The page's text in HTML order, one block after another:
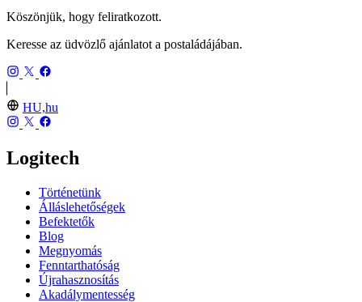
Köszönjük, hogy feliratkozott.
Keresse az üdvözlő ajánlatot a postaládájában.
HU,hu
Logitech
Történetünk
Álláslehetőségek
Befektetők
Blog
Megnyomás
Fenntarthatóság
Újrahasznosítás
Akadálymentesség